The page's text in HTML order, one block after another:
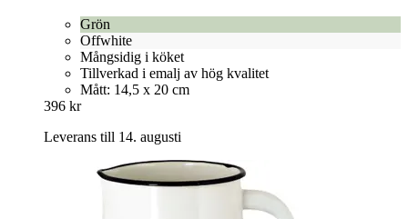
Grön
Offwhite
Mångsidig i köket
Tillverkad i emalj av hög kvalitet
Mått: 14,5 x 20 cm
396 kr
Leverans till 14. augusti